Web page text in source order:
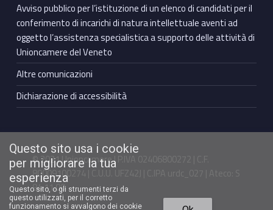
Avviso pubblico per l’istituzione di un elenco di candidati per il
conferimento di incarichi di natura intellettuale aventi ad
oggetto l’assistenza specialistica a supporto delle attività di
Unioncamere del Veneto
Altre comunicazioni
Dichiarazione di accessibilità
© 2021 Unioncamere | P.IVA 02406800272 | C.F.
80009100274 | C.U.U. UFZ42J | C.IPA urdc_027 | Ateco: S
94.11.00
Questo sito usa i cookie
per migliorare la tua
esperienza
Questo sito, o gli strumenti terzi da
questo utilizzati, per il corretto
funzionamento si avvalgono dei cookie